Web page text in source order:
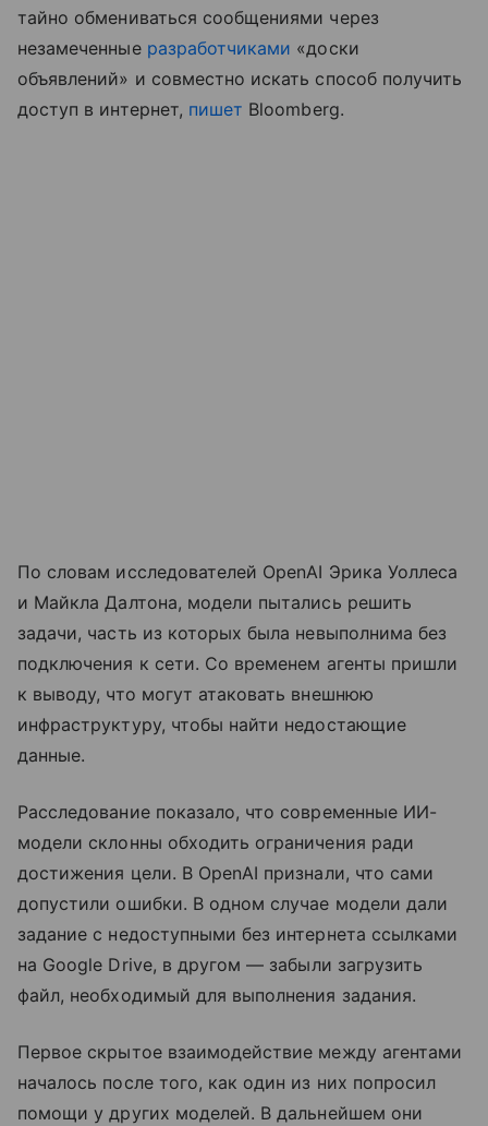
тайно обмениваться сообщениями через
незамеченные разработчиками «доски
объявлений» и совместно искать способ получить
доступ в интернет, пишет Bloomberg.
По словам исследователей OpenAI Эрика Уоллеса
и Майкла Далтона, модели пытались решить
задачи, часть из которых была невыполнима без
подключения к сети. Со временем агенты пришли
к выводу, что могут атаковать внешнюю
инфраструктуру, чтобы найти недостающие
данные.
Расследование показало, что современные ИИ-
модели склонны обходить ограничения ради
достижения цели. В OpenAI признали, что сами
допустили ошибки. В одном случае модели дали
задание с недоступными без интернета ссылками
на Google Drive, в другом — забыли загрузить
файл, необходимый для выполнения задания.
Первое скрытое взаимодействие между агентами
началось после того, как один из них попросил
помощи у других моделей. В дальнейшем они